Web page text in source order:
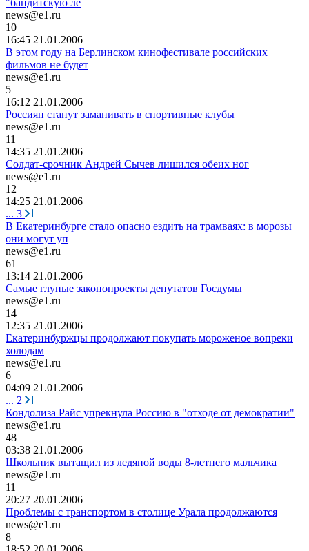
news@e1.ru
10
16:45 21.01.2006
В этом году на Берлинском кинофестивале российских
фильмов не будет
news@e1.ru
5
16:12 21.01.2006
Россиян станут заманивать в спортивные клубы
news@e1.ru
11
14:35 21.01.2006
Солдат-срочник Андрей Сычев лишился обеих ног
news@e1.ru
12
14:25 21.01.2006
... 3
В Екатеринбурге стало опасно ездить на трамваях: в морозы
они могут уп
news@e1.ru
61
13:14 21.01.2006
Самые глупые законопроекты депутатов Госдумы
news@e1.ru
14
12:35 21.01.2006
Екатеринбуржцы продолжают покупать мороженое вопреки
холодам
news@e1.ru
6
04:09 21.01.2006
... 2
Кондолиза Райс упрекнула Россию в "отходе от демократии"
news@e1.ru
48
03:38 21.01.2006
Школьник вытащил из ледяной воды 8-летнего мальчика
news@e1.ru
11
20:27 20.01.2006
Проблемы с транспортом в столице Урала продолжаются
news@e1.ru
8